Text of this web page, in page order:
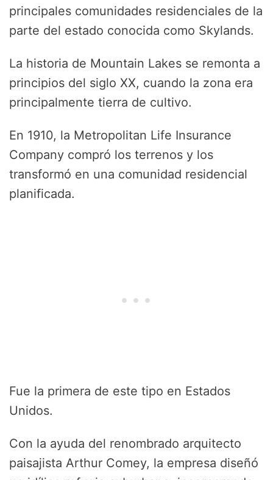
principales comunidades residenciales de la
parte del estado conocida como Skylands.
La historia de Mountain Lakes se remonta a
principios del siglo XX, cuando la zona era
principalmente tierra de cultivo.
En 1910, la Metropolitan Life Insurance
Company compró los terrenos y los
transformó en una comunidad residencial
planificada.
Fue la primera de este tipo en Estados
Unidos.
Con la ayuda del renombrado arquitecto
paisajista Arthur Comey, la empresa diseñó